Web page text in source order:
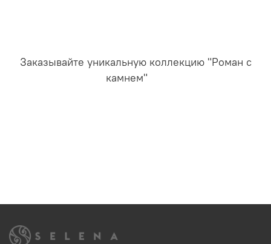
Заказывайте уникальную коллекцию "Роман с
камнем"